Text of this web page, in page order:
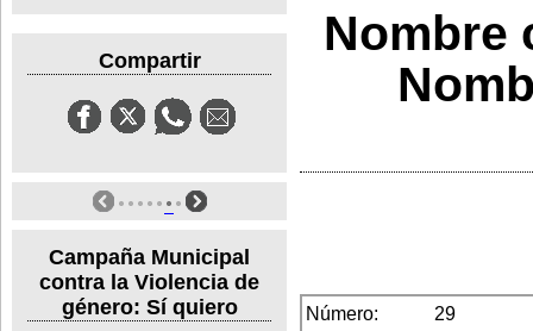
Compartir
Campaña Municipal
contra la Violencia de
género: Sí quiero
Nombre
Número:
29